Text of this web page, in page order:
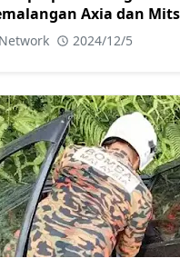
Axia dan
2024/12/5